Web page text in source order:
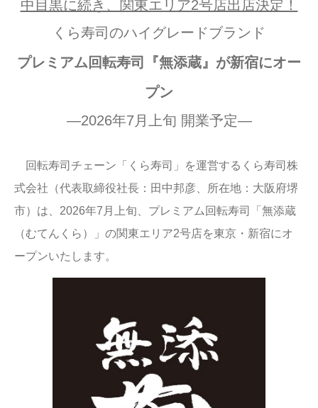
中目黒に続き、関東エリア2号店出店決定！
くら寿司のハイグレードブランド
プレミアム回転寿司『無添蔵』が新宿にオー
プン
―2026年7月上旬 開業予定―
回転寿司チェーン「くら寿司」を運営するくら寿司株
式会社（代表取締役社長：田中邦彦、所在地：大阪府堺
市）は、2026年7月上旬、プレミアム回転寿司「無添蔵
（むてんくら）」の関東エリア2号店を東京・新宿にオ
ープンいたします。